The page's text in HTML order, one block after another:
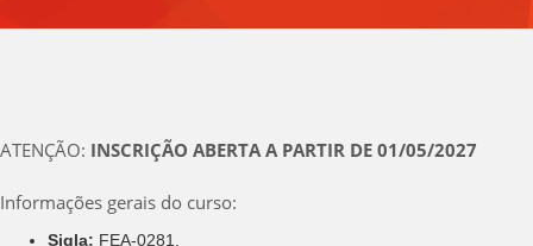
ATENÇÃO: INSCRIÇÃO ABERTA A PARTIR DE 01/05/2027
Informações gerais do curso:
Sigla: FEA-0281.